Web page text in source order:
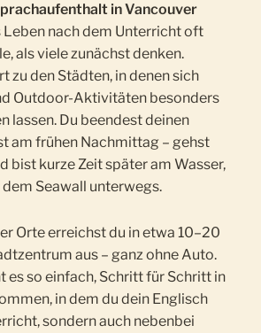
in Vancouver
Leben nach dem Unterricht oft
als viele zunächst denken.
zu den Städten, in denen sich
Outdoor-Aktivitäten besonders
lassen. Du beendest deinen
am frühen Nachmittag – gehst
bist kurze Zeit später am Wasser,
Seawall unterwegs.
Orte erreichst du in etwa 10–20
aus – ganz ohne Auto.
es so einfach, Schritt für Schritt in
in dem du dein Englisch
sondern auch nebenbei